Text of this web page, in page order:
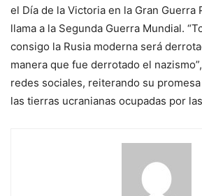
el Día de la Victoria en la Gran Guerra
llama a la Segunda Guerra Mundial.
consigo la Rusia moderna será
manera que fue derrotado el
redes sociales, reiterando su promesa
las tierras ucranianas ocupadas por